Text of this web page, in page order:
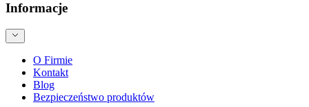
Informacje
O Firmie
Kontakt
Blog
Bezpieczeństwo produktów